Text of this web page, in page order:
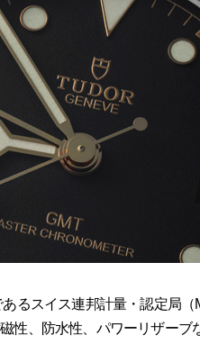
るスイス連邦計量・認定局（
性、防水性、パワーリザーブ